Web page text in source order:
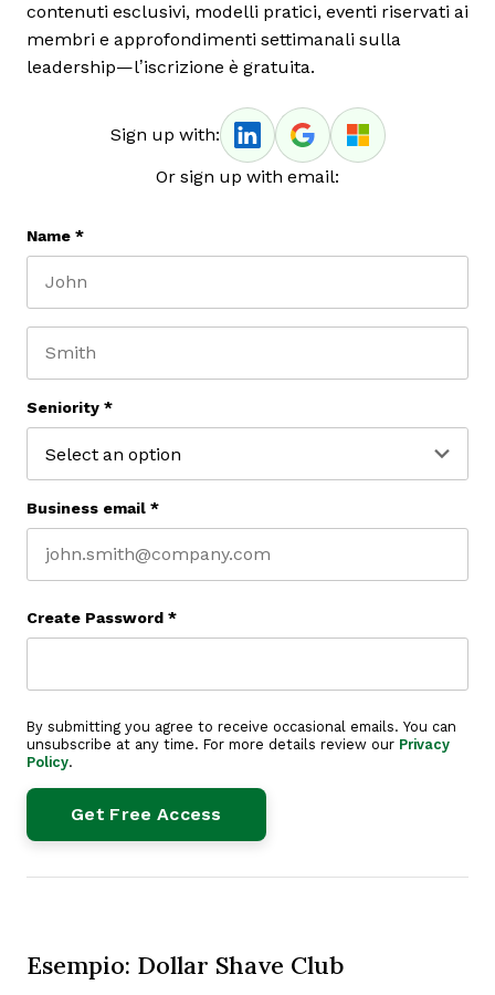
contenuti esclusivi, modelli pratici, eventi riservati ai
membri e approfondimenti settimanali sulla
leadership—l’iscrizione è gratuita.
Sign up with:
Or sign up with email:
Name *
Seniority *
Business email *
Create Password *
By submitting you agree to receive occasional emails. You can
unsubscribe at any time. For more details review our Privacy
Policy.
Esempio: Dollar Shave Club